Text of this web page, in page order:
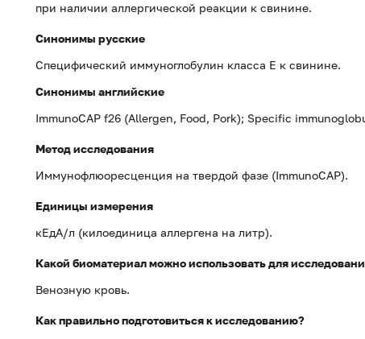
при наличии аллергической реакции к свинине.
Синонимы русские
Специфический иммуноглобулин класса Е к свинине.
Синонимы английские
ImmunoCAP f26 (Allergen, Food, Pork); Specific
Метод исследования
Иммунофлюоресценция на твердой фазе (ImmunoCAP).
Единицы измерения
кЕдА/л (килоединица аллергена на литр).
Какой биоматериал можно использовать для
Венозную кровь.
Как правильно подготовиться к исследованию?